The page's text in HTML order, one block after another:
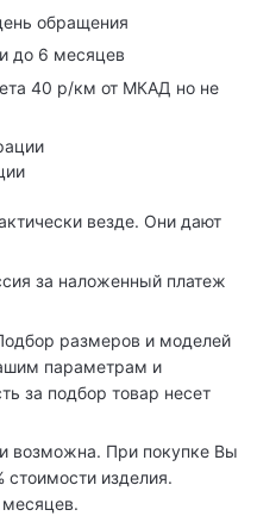
обращения
до 6 месяцев
40 р/км от МКАД но не
везде. Они дают
за наложенный платеж
размеров и моделей
параметрам и
за подбор товар несет
возможна. При покупке Вы
стоимости изделия.
месяцев.